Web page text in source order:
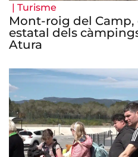
| Turisme
Mont-roig del Camp,
estatal dels
Atura